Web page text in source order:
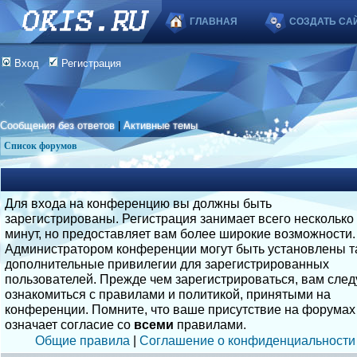
ГЛАВНАЯ СОЗДАТЬ
Вход Регистрация
Сообщения без ответов |Активные темы
Список форумов
Для входа на конференцию вы должны быть
зарегистрированы. Регистрация занимает всего несколько
минут, но предоставляет вам более широкие возможности.
Администратором конференции могут быть установлены
дополнительные привилегии для зарегистрированных
пользователей. Прежде чем зарегистрироваться, вам
ознакомиться с правилами и политикой, принятыми на
конференции. Помните, что ваше присутствие на форумах
означает согласие со всеми правилами.
Общие правила | Соглашение о конфиденциальности